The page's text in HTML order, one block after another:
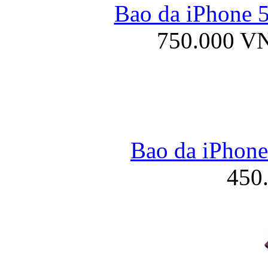
Bao da iPhone
750.000
Bao da